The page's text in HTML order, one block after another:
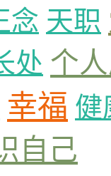
念 天职
处 个
幸福 健
自己